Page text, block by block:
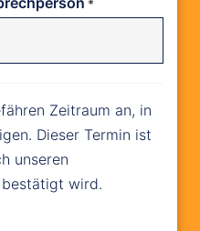
*
Zeitraum an, in
Dieser Termin ist
unseren
wird.